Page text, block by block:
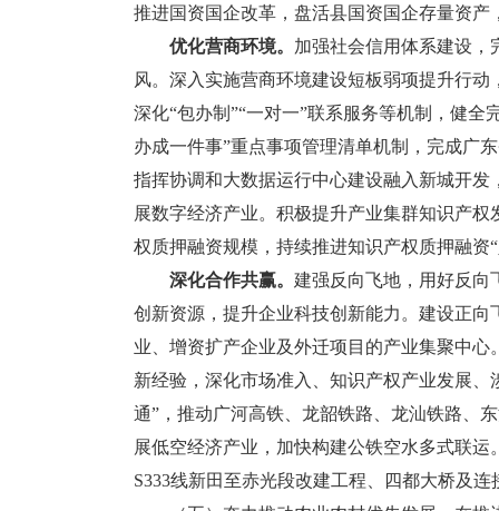
推进国资国企改革，盘活县国资国企存量资
优化营商环境。 加强社会信用体系建设，
风。深入实施营商环境建设短板弱项提升行动
深化“包办制”“一对一”联系服务等机制，健
办成一件事”重点事项管理清单机制，完成广
指挥协调和大数据运行中心建设融入新城开
展数字经济产业。积极提升产业集群知识产
权质押融资规模，持续推进知识产权质押融资
深化合作共赢。 建强反向飞地，用好反向
创新资源，提升企业科技创新能力。建设正
业、增资扩产企业及外迁项目的产业集聚中
新经验，深化市场准入、知识产权产业发展
通”，推动广河高铁、龙韶铁路、龙汕铁路、
展低空经济产业，加快构建公铁空水多式联
S333线新田至赤光段改建工程、四都大桥及